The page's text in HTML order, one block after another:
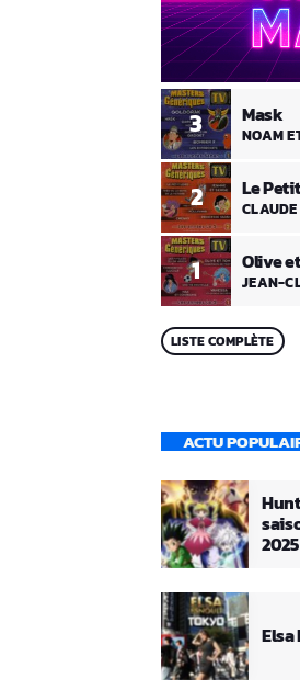
1 Olive
JEAN-
2 Le
3 Mask
NOAM
LISTE COMPLÈTE
ACTU